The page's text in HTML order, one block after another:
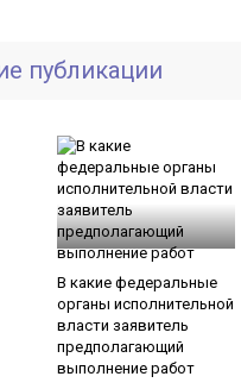
публикации
В какие федеральные
органы исполнительной
власти заявитель
предполагающий
выполнение работ